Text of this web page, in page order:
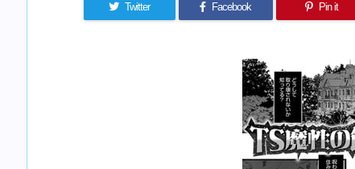
Twitter Facebook Pin it